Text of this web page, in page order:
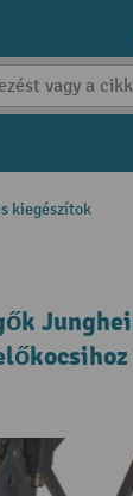
kiegészítok